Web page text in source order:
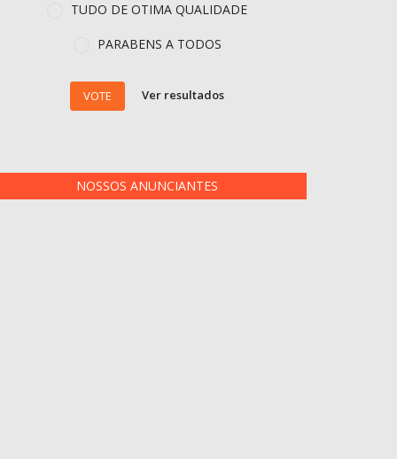
TUDO DE OTIMA QUALIDADE
PARABENS A TODOS
VOTE Ver resultados
NOSSOS ANUNCIANTES